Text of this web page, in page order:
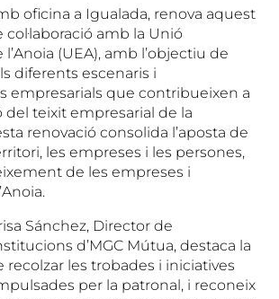
oficina a Igualada, renova aquest
col·laboració amb la Unió
(UEA), amb l’objectiu de
diferents escenaris i
empresarials que contribueixen a
del teixit empresarial de la
renovació consolida l’aposta de
les empreses i les persones,
de les empreses i
Sánchez, Director de
d’MGC Mútua, destaca la
les trobades i iniciatives
per la patronal, i reconeix